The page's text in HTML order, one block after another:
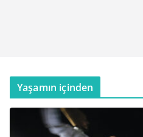
Yaşamın içinden